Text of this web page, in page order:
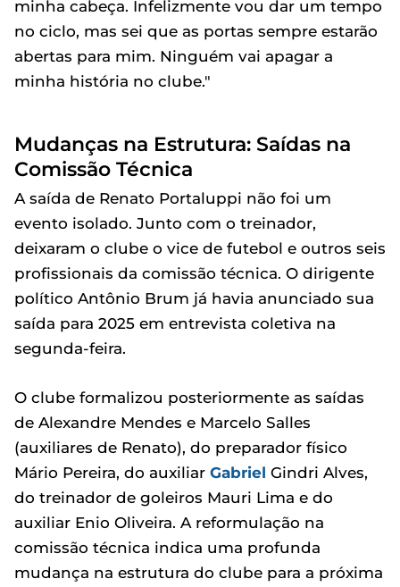
minha cabeça. Infelizmente vou dar um tempo
no ciclo, mas sei que as portas sempre estarão
abertas para mim. Ninguém vai apagar a
minha história no clube."
Mudanças na Estrutura: Saídas na
Comissão Técnica
A saída de Renato Portaluppi não foi um
evento isolado. Junto com o treinador,
deixaram o clube o vice de futebol e outros seis
profissionais da comissão técnica. O dirigente
político Antônio Brum já havia anunciado sua
saída para 2025 em entrevista coletiva na
segunda-feira.
O clube formalizou posteriormente as saídas
de Alexandre Mendes e Marcelo Salles
(auxiliares de Renato), do preparador físico
Mário Pereira, do auxiliar Gabriel Gindri Alves,
do treinador de goleiros Mauri Lima e do
auxiliar Enio Oliveira. A reformulação na
comissão técnica indica uma profunda
mudança na estrutura do clube para a próxima